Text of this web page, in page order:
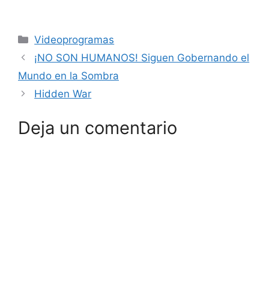
Categorías
Videoprogramas
¡NO SON HUMANOS! Siguen Gobernando el
Mundo en la Sombra
Hidden War
Deja un comentario